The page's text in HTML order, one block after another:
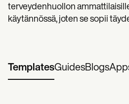
terveydenhuollon
käytännössä, joten se sopii
TemplatesGuidesBlogs